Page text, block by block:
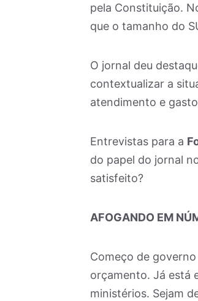
pela Constituição.
que o tamanho do
O jornal deu
contextualizar a
atendimento e
Entrevistas para a
do papel do jornal
satisfeito?
AFOGANDO EM
Começo de
orçamento. Já está
ministérios. Sejam